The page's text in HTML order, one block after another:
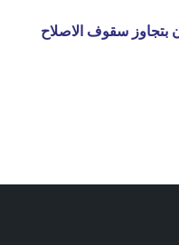
سقوف الاصلاح